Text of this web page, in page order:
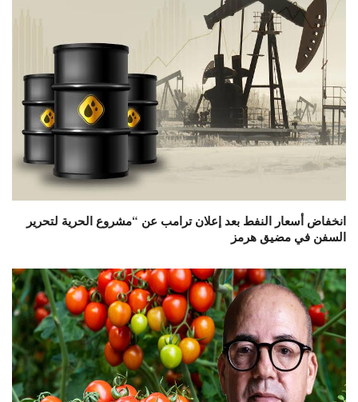
انخفاض أسعار النفط بعد إعلان ترامب عن “مشروع الحرية لتحرير
السفن في مضيق هرمز